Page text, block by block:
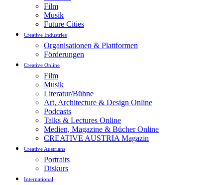
Film
Musik
Future Cities
Creative Industries
Organisationen & Plattformen
Förderungen
Creative Online
Film
Musik
Literatur/Bühne
Art, Architecture & Design Online
Podcasts
Talks & Lectures Online
Medien, Magazine & Bücher Online
CREATIVE AUSTRIA Magazin
Creative Austrians
Portraits
Diskurs
International